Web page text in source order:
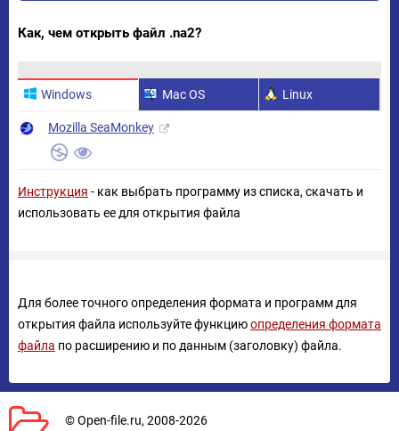
Как, чем открыть файл .na2?
Windows Mac OS Linux
Mozilla SeaMonkey
Инструкция - как выбрать программу из списка, скачать и
использовать ее для открытия файла
Для более точного определения формата и программ для
открытия файла используйте функциюопределения формата
файла по расширению и по данным (заголовку) файла.
© Open-file.ru, 2008-2026